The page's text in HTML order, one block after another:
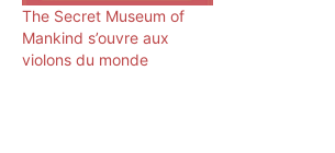
The Secret Museum of
Mankind s’ouvre aux
violons du monde